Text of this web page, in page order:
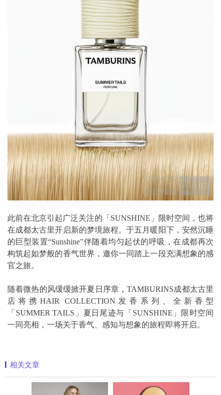
此前在北京引起广泛关注的「SUNSHINE」限时空间，也将
在成都太古里开启新的梦境旅程。于五月暖阳下，安然沉睡
的巨型装置“Sunshine”伴随着均匀起伏的呼吸，在成都再次
构筑起如梦般的香气世界，邀你一同踏上一段充满想象的感
官之旅。
随着微热的风缓缓掀开夏日序章，TAMBURINS成都太古里
店将携HAIR COLLECTION发香系列、全新香型
「SUMMER TAILS」夏日尾迹与「SUNSHINE」限时空间
一同亮相，一场关于香气、感知与想象的旅程即将开启。
相关文章